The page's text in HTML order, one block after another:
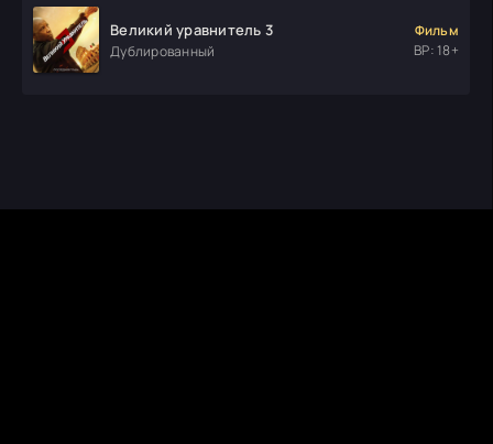
Великий уравнитель 3
Дублированный
Фильм
ВР: 18+